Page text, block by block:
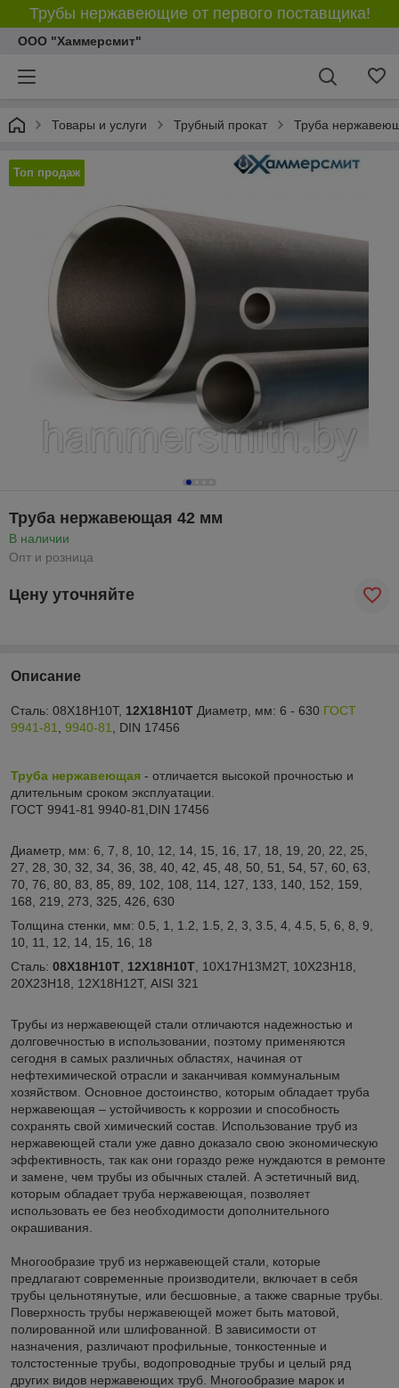
Трубы нержавеющие от первого поставщика!
ООО "Хаммерсмит"
Товары и услуги Трубный прокат Труба
Топ продаж
Труба нержавеющая 42 мм
В наличии
Опт и розница
Цену уточняйте
Описание
Сталь: 08Х18Н10Т, 12Х18Н10Т Диаметр, мм: 6 - 630 ГОСТ
9941-81
9940-81 , DIN 17456
Труба нержавеющая - отличается высокой прочностью и
длительным сроком эксплуатации.
ГОСТ 9941-81 9940-81,DIN 17456
Диаметр, мм: 6, 7, 8, 10, 12, 14, 15, 16, 17, 18, 19, 20, 22, 25,
27, 28, 30, 32, 34, 36, 38, 40, 42, 45, 48, 50, 51, 54, 57, 60, 63,
70, 76, 80, 83, 85, 89, 102, 108, 114, 127, 133, 140, 152, 159,
168, 219, 273, 325, 426, 630
Толщина стенки, мм: 0.5, 1, 1.2, 1.5, 2, 3, 3.5, 4, 4.5, 5, 6, 8, 9,
10, 11, 12, 14, 15, 16, 18
Сталь: 08Х18Н10Т 12Х18Н10Т , 10Х17Н13М2Т, 10Х23Н18,
20Х23Н18, 12Х18Н12Т, AISI 321
Трубы из нержавеющей стали отличаются надежностью и
долговечностью в использовании, поэтому применяются
сегодня в самых различных областях, начиная от
нефтехимической отрасли и заканчивая коммунальным
хозяйством. Основное достоинство, которым обладает труба
нержавеющая – устойчивость к коррозии и способность
сохранять свой химический состав. Использование труб из
нержавеющей стали уже давно доказало свою экономическую
эффективность, так как они гораздо реже нуждаются в ремонте
и замене, чем трубы из обычных сталей. А эстетичный вид,
которым обладает труба нержавеющая, позволяет
использовать ее без необходимости дополнительного
окрашивания.
Многообразие труб из нержавеющей стали, которые
предлагают современные производители, включает в себя
трубы цельнотянутые, или бесшовные, а также сварные трубы.
Поверхность трубы нержавеющей может быть матовой,
полированной или шлифованной. В зависимости от
назначения, различают профильные, тонкостенные и
толстостенные трубы, водопроводные трубы и целый ряд
других видов нержавеющих труб. Многообразие марок и